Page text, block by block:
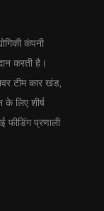
कंपनी
करती है।
टीम कार खंड,
लिए शीर्ष
फीडिंग प्रणाली